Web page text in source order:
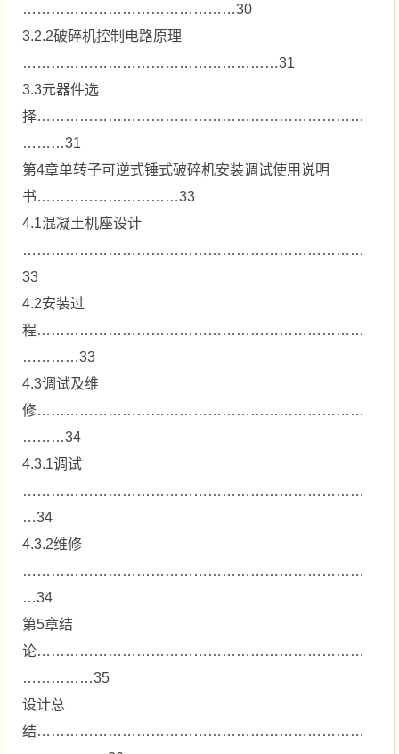
………………………………………30
3.2.2破碎机控制电路原理
………………………………………………31
3.3元器件选
择……………………………………………………………
………31
第4章单转子可逆式锤式破碎机安装调试使用说明
书…………………………33
4.1混凝土机座设计
………………………………………………………………
33
4.2安装过
程……………………………………………………………
…………33
4.3调试及维
修……………………………………………………………
………34
4.3.1调试
………………………………………………………………
…34
4.3.2维修
………………………………………………………………
…34
第5章结
论……………………………………………………………
……………35
设计总
结……………………………………………………………